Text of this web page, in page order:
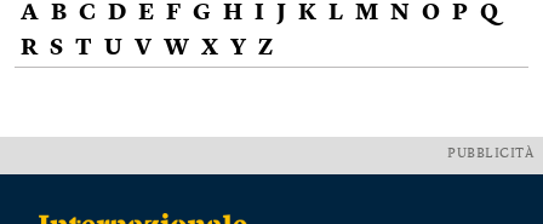
A B C D E F G H I J K L M N O P Q
R S T U V W X Y Z
PUBBLICITÀ